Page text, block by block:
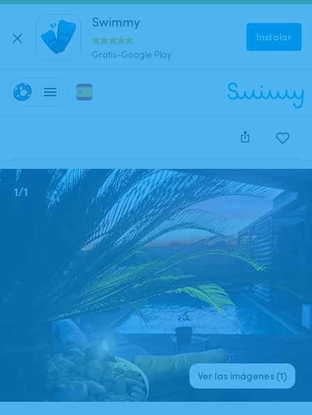
Swimmy
Gratis-Google Play
Instalar
Este anuncio está cerrado y no se puede reservar.
1/1
Ver las imágenes (1)